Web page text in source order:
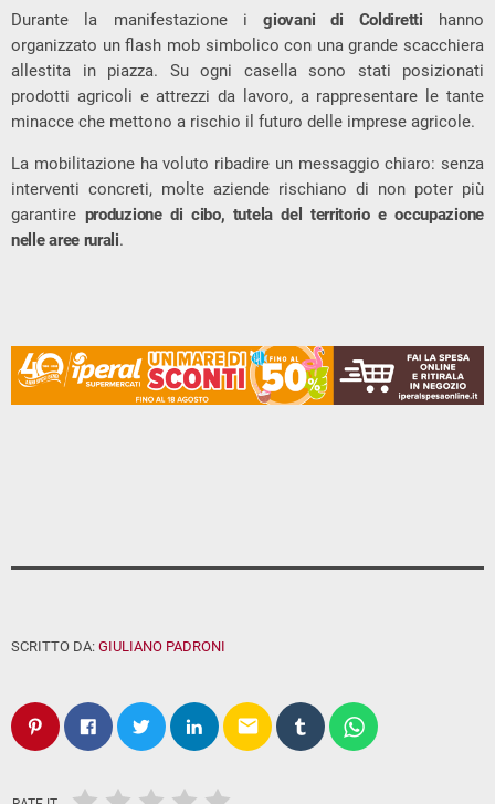
Durante la manifestazione igiovani di Coldiretti hanno
organizzato un flash mob simbolico con una grande scacchiera
allestita in piazza. Su ogni casella sono stati posizionati
prodotti agricoli e attrezzi da lavoro, a rappresentare le tante
minacce che mettono a rischio il futuro delle imprese agricole.
La mobilitazione ha voluto ribadire un messaggio chiaro: senza
interventi concreti, molte aziende rischiano di non poter più
garantire produzione di cibo, tutela del territorio e occupazione
nelle aree rurali.
SCRITTO DA: GIULIANO PADRONI
email